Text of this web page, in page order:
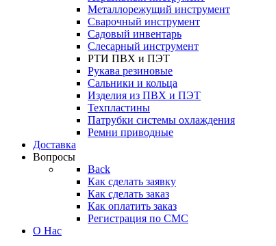
Металлорежущий инструмент
Сварочный инструмент
Садовый инвентарь
Слесарный инструмент
РТИ ПВХ и ПЭТ
Рукава резиновые
Сальники и кольца
Изделия из ПВХ и ПЭТ
Техпластины
Патрубки системы охлаждения
Ремни приводные
Доставка
Вопросы
Back
Как сделать заявку
Как сделать заказ
Как оплатить заказ
Регистрация по СМС
О Нас